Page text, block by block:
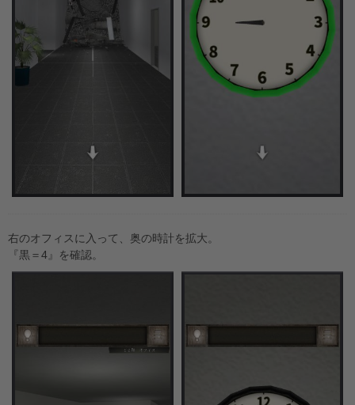
右のオフィスに入って、奥の時計を拡大。
『黒＝4』を確認。